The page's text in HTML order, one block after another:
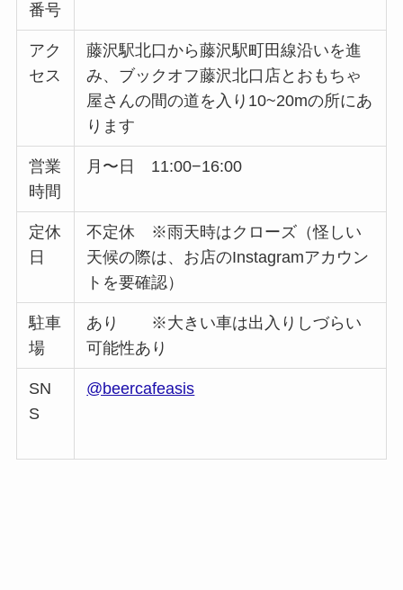
番号
アク
セス
藤沢駅北口から藤沢駅町田線沿いを進
み、ブックオフ藤沢北口店とおもちゃ
屋さんの間の道を入り10~20mの所にあ
ります
営業
時間
月〜日 11:00−16:00
定休
日
不定休 ※雨天時はクローズ（怪しい
天候の際は、お店のInstagramアカウン
トを要確認）
駐車
場
あり ※大きい車は出入りしづらい
可能性あり
SN
S
@beercafeasis